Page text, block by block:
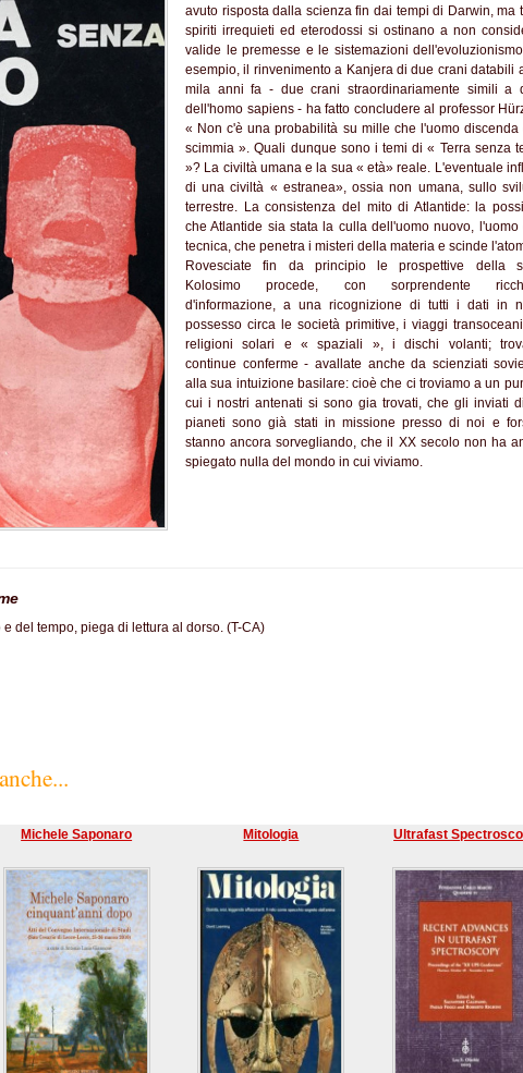
avuto risposta dalla scienza fin dai tempi di Darwin, ma
spiriti irrequieti ed eterodossi si ostinano a non
valide le premesse e le sistemazioni
esempio, il rinvenimento a Kanjera di due crani databili
mila anni fa - due crani straordinariamente simili a
dell'homo sapiens - ha fatto concludere al professor
« Non c'è una probabilità su mille che l'uomo discenda
scimmia ». Quali dunque sono i temi di « Terra senza
»? La civiltà umana e la sua « età» reale. L'eventuale
di una civiltà « estranea», ossia non umana, sullo
terrestre. La consistenza del mito di Atlantide: la
che Atlantide sia stata la culla dell'uomo nuovo, l'uomo
tecnica, che penetra i misteri della materia e scinde
Rovesciate fin da principio le prospettive della
Kolosimo procede, con sorprendente
d'informazione, a una ricognizione di tutti i dati in
possesso circa le società primitive, i viaggi
religioni solari e « spaziali », i dischi volanti;
continue conferme - avallate anche da scienziati
alla sua intuizione basilare: cioè che ci troviamo a un
cui i nostri antenati si sono gia trovati, che gli inviati
pianeti sono già stati in missione presso di noi e
stanno ancora sorvegliando, che il XX secolo non ha
spiegato nulla del mondo in cui viviamo.
del tempo, piega di lettura al dorso. (T-CA)
Michele Saponaro Mitologia Ultrafast